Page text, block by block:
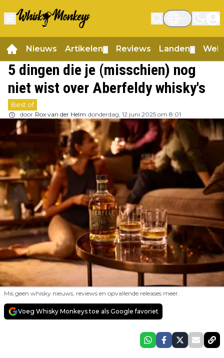
Nieuws Artikelen Reviews Landen
5 dingen die je (misschien) nog
niet wist over Aberfeldy whisky's
Best of
door Rox van der Helm donderdag, 12 juni 2025 om 8:01
Mis geen whisky nieuws, reviews en opvallende releases meer.
Voeg Whisky Monkeys toe als Google favoriet